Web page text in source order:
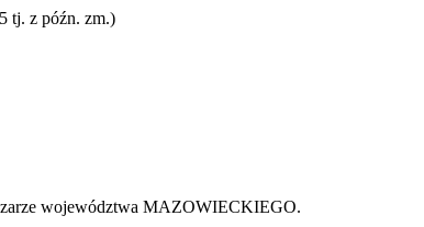
tj. z późn. zm.)
województwa MAZOWIECKIEGO.